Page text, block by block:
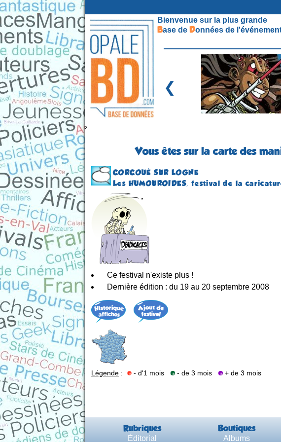
Bienvenue sur la plus grande
Base de Données de
❮
²
Vous êtes sur la carte des
CORCOUÉ SUR LOGNE
Les HUMOUROIDES, festival de la
Ce festival n'existe plus !
Dernière édition : du 19 au 20 septembre 2008
Légende : - d'1 mois - de 3 mois + de 3 mois
Rubriques Boutiques
Éditorial Albums